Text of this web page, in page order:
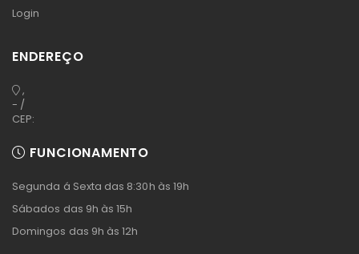
Login
ENDEREÇO
,
- /
CEP:
FUNCIONAMENTO
Segunda á Sexta das 8:30h às 19h
Sábados das 9h às 15h
Domingos das 9h às 12h